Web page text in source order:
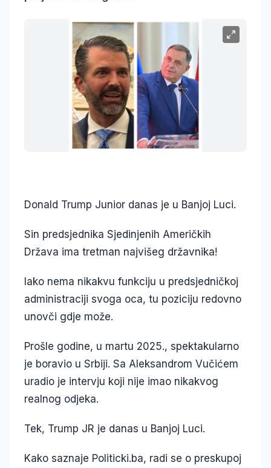
Donald Trump Junior danas je u Banjoj Luci.
Sin predsjednika Sjedinjenih Američkih
Država ima tretman najvišeg državnika!
Iako nema nikakvu funkciju u predsjedničkoj
administraciji svoga oca, tu poziciju redovno
unovči gdje može.
Prošle godine, u martu 2025., spektakularno
je boravio u Srbiji. Sa Aleksandrom Vučićem
uradio je intervju koji nije imao nikakvog
realnog odjeka.
Tek, Trump JR je danas u Banjoj Luci.
Kako saznaje Politicki.ba, radi se o preskupoj